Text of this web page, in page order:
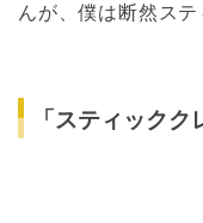
んが、僕は断然ステ
「スティックク